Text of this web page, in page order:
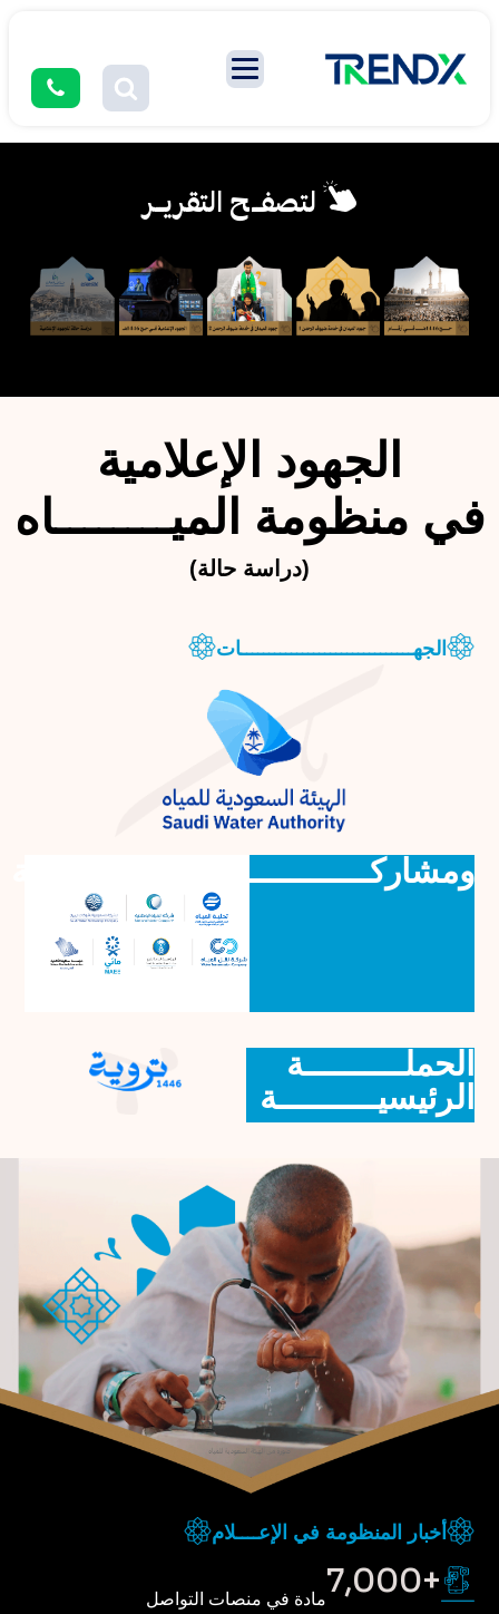
لتصفــح التقريــر
الجهود الإعلامية
في منظومة الميــــــــاه
(دراسة حالة)
الجهـــــــــــــــــــــــــــــــات
ومشاركــــــــــــــــــــــــــــــــــة
الحملــــــــــة
الرئيسيــــــــــة
أخبار المنظومة في الإعــــلام
+7,000 مادة في منصات التواصل